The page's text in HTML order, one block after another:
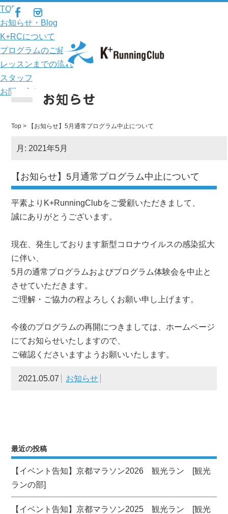
TOP
お知らせ・Blog
K+RCについて
プログラムのご紹介
レッスンまでの流れ
スタッフ
お問い合わせ
Top > 【お知らせ】5月通常プログラム中止について
月: 2021年5月
【お知らせ】5月通常プログラム中止について
平素よりK+RunningClubをご愛顧いただきまして、
誠にありがとうございます。
現在、発生しております新型コロナウイルスの感染拡大
に伴い、
5月の通常プログラムおよびプログラム体験会を中止と
させていただきます。
ご理解・ご協力の程よろしくお願い申し上げます。
今後のプログラムの再開につきましては、ホームページ
にてお知らせいたしますので、
ご確認くださいますようお願いいたします。
2021.05.07 お知らせ
最近の投稿
【イベント告知】京都マラソン2026 観光ラン [観光
ランの部]
【イベント告知】京都マラソン2025 観光ラン [観光